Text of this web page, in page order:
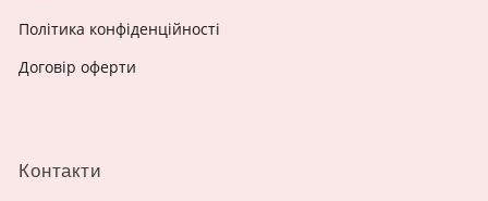
Контакти
Політика конфіденційності
Договір оферти